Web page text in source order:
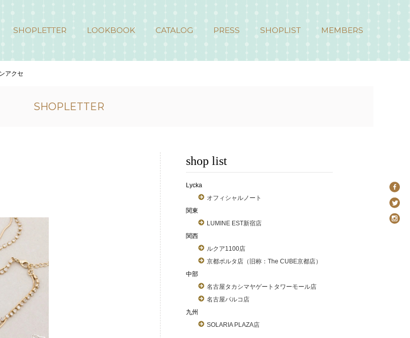
SHOPLETTER LOOKBOOK CATALOG PRESS SHOPLIST MEMBERS
アクセ
SHOPLETTER
shop list
Lycka
オフィシャルノート
関東
LUMINE EST新宿店
関西
ルクア1100店
京都ポルタ店（旧称：The CUBE京都店）
中部
名古屋タカシマヤゲートタワーモール店
名古屋パルコ店
九州
SOLARIA PLAZA店